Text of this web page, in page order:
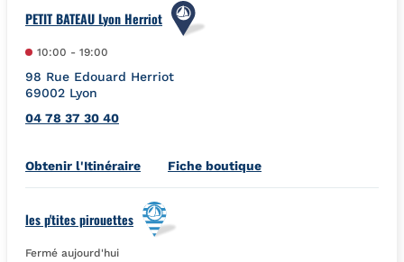
PETIT BATEAU Lyon Herriot
10:00 - 19:00
98 Rue Edouard Herriot
69002 Lyon
04 78 37 30 40
Obtenir l'ItinéraireLink Opens in New Tab
Fiche boutique
les p'tites pirouettes
Fermé aujourd'hui